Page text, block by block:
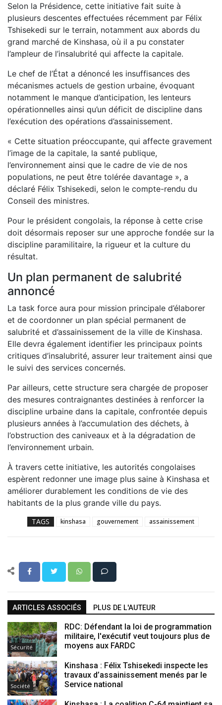
Selon la Présidence, cette initiative fait suite à
plusieurs descentes effectuées récemment par Félix
Tshisekedi sur le terrain, notamment aux abords du
grand marché de Kinshasa, où il a pu constater
l’ampleur de l’insalubrité qui affecte la capitale.
Le chef de l’État a dénoncé les insuffisances des
mécanismes actuels de gestion urbaine, évoquant
notamment le manque d’anticipation, les lenteurs
opérationnelles ainsi qu’un déficit de discipline dans
l’exécution des opérations d’assainissement.
« Cette situation préoccupante, qui affecte gravement
l’image de la capitale, la santé publique,
l’environnement ainsi que le cadre de vie de nos
populations, ne peut être tolérée davantage », a
déclaré Félix Tshisekedi, selon le compte-rendu du
Conseil des ministres.
Pour le président congolais, la réponse à cette crise
doit désormais reposer sur une approche fondée sur la
discipline paramilitaire, la rigueur et la culture du
résultat.
Un plan permanent de salubrité
annoncé
La task force aura pour mission principale d’élaborer
et de coordonner un plan spécial permanent de
salubrité et d’assainissement de la ville de Kinshasa.
Elle devra également identifier les principaux points
critiques d’insalubrité, assurer leur traitement ainsi que
le suivi des services concernés.
Par ailleurs, cette structure sera chargée de proposer
des mesures contraignantes destinées à renforcer la
discipline urbaine dans la capitale, confrontée depuis
plusieurs années à l’accumulation des déchets, à
l’obstruction des caniveaux et à la dégradation de
l’environnement urbain.
À travers cette initiative, les autorités congolaises
espèrent redonner une image plus saine à Kinshasa et
améliorer durablement les conditions de vie des
habitants de la plus grande ville du pays.
TAGS kinshasa gouvernement assainissement
ARTICLES ASSOCIÉS PLUS DE L'AUTEUR
Sécurité
RDC: Défendant la loi de programmation
militaire, l'exécutif veut toujours plus de
moyens aux FARDC
Société
Kinshasa : Félix Tshisekedi inspecte les
travaux d’assainissement menés par le
Service national